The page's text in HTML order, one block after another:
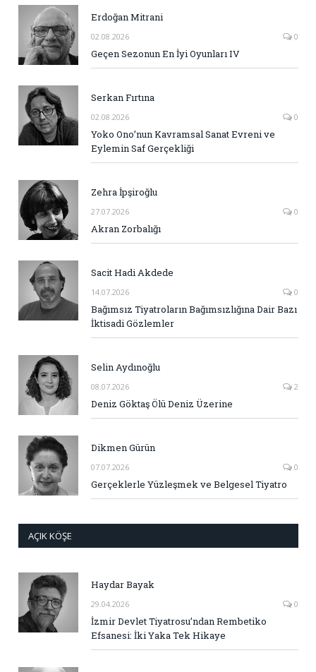
Erdoğan Mitrani
02.08.2026 0
Geçen Sezonun En İyi Oyunları IV
Serkan Fırtına
02.08.2026 0
Yoko Ono’nun Kavramsal Sanat Evreni ve
Eylemin Saf Gerçekliği
Zehra İpşiroğlu
27.07.2026 0
Akran Zorbalığı
Sacit Hadi Akdede
14.07.2026 0
Bağımsız Tiyatroların Bağımsızlığına Dair Bazı
İktisadi Gözlemler
Selin Aydınoğlu
08.07.2026 2
Deniz Göktaş Ölü Deniz Üzerine
Dikmen Gürün
07.07.2026 0
Gerçeklerle Yüzleşmek ve Belgesel Tiyatro
AÇIK KÖŞE
Haydar Bayak
29.04.2026 0
İzmir Devlet Tiyatrosu’ndan Rembetiko
Efsanesi: İki Yaka Tek Hikaye